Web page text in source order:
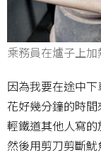
乘務員在爐子上
因為我要在途中
花好幾分鐘的時
輕鐵道其他人寫的
然後用剪刀剪斷